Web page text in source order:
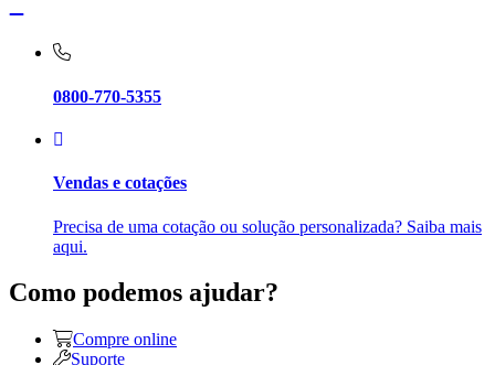
0800-770-5355
Vendas e cotações
Precisa de uma cotação ou solução personalizada? Saiba mais
aqui.
Como podemos ajudar?
Compre online
Suporte